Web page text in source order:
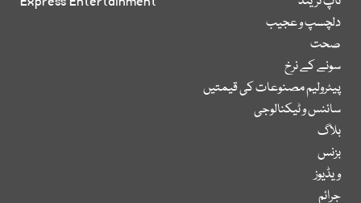
دلچسپ و عجیب
صحت
سونے کے نرخ
پیٹرولیم مصنوعات کی قیمتیں
سائنس و ٹیکنالوجی
بلاگ
بزنس
ویڈیوز
جرائم